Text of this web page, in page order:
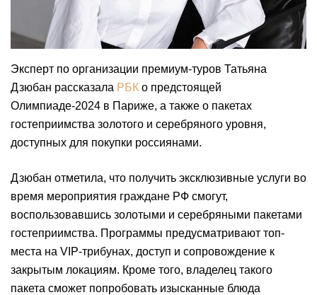
Эксперт по организации премиум-туров Татьяна
Дзюбан рассказала РБК о предстоящей
Олимпиаде-2024 в Париже, а также о пакетах
гостеприимства золотого и серебряного уровня,
доступных для покупки россиянами.
Дзюбан отметила, что получить эксклюзивные услуги во
время мероприятия граждане РФ смогут,
воспользовавшись золотыми и серебряными пакетами
гостеприимства. Программы предусматривают топ-
места на VIP-трибунах, доступ и сопровождение к
закрытым локациям. Кроме того, владелец такого
пакета сможет попробовать изысканные блюда